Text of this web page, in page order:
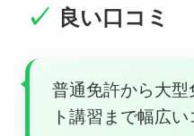
良い口コミ
普通免許から大
ト講習まで幅広